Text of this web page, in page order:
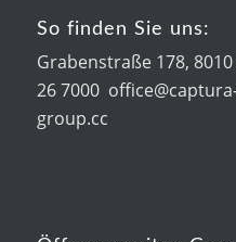
So finden Sie uns:
Grabenstraße 178,
26 7000
group.cc